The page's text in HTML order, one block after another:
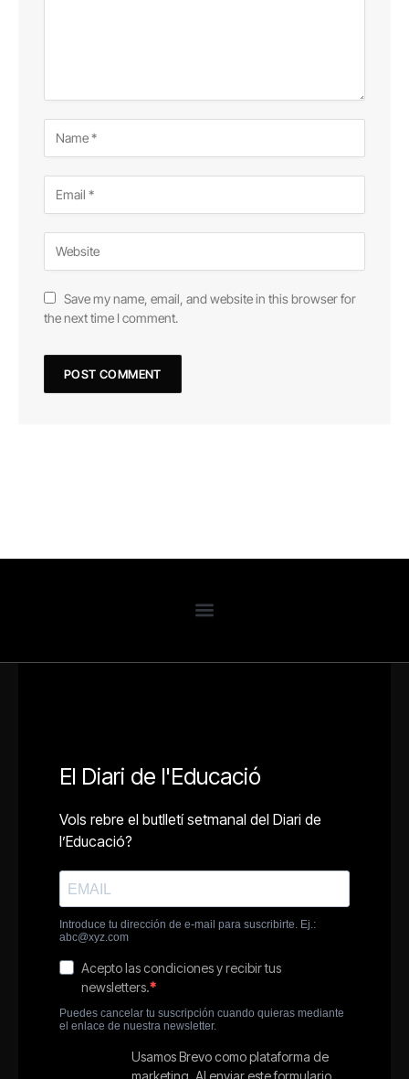
Save my name, email, and website in this browser for
the next time I comment.